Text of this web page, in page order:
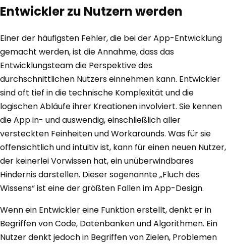
Entwickler zu Nutzern werden
Einer der häufigsten Fehler, die bei der App-Entwicklung
gemacht werden, ist die Annahme, dass das
Entwicklungsteam die Perspektive des
durchschnittlichen Nutzers einnehmen kann. Entwickler
sind oft tief in die technische Komplexität und die
logischen Abläufe ihrer Kreationen involviert. Sie kennen
die App in- und auswendig, einschließlich aller
versteckten Feinheiten und Workarounds. Was für sie
offensichtlich und intuitiv ist, kann für einen neuen Nutzer,
der keinerlei Vorwissen hat, ein unüberwindbares
Hindernis darstellen. Dieser sogenannte „Fluch des
Wissens“ ist eine der größten Fallen im App-Design.
Wenn ein Entwickler eine Funktion erstellt, denkt er in
Begriffen von Code, Datenbanken und Algorithmen. Ein
Nutzer denkt jedoch in Begriffen von Zielen, Problemen